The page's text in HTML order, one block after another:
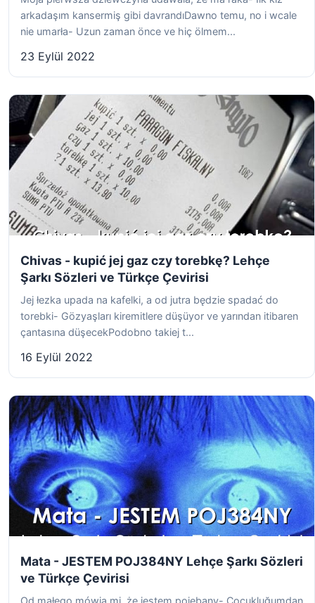
arkadaşım kansermiş gibi davrandıDawno temu, no i wcale
nie umarła- Uzun zaman önce ve hiç ölmem...
23 Eylül 2022
Chivas - kupić jej gaz czy torebkę? Lehçe
Şarkı Sözleri ve Türkçe Çevirisi
Jej łezka upada na kafelki, a od jutra będzie spadać do
torebki- Gözyaşları kiremitlere düşüyor ve yarından itibaren
çantasına düşecekPodobno takiej t...
16 Eylül 2022
Mata - JESTEM POJ384NY Lehçe Şarkı Sözleri
ve Türkçe Çevirisi
Od małego mówią mi, że jestem pojebany- Çocukluğumdan